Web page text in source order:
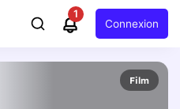
1
Connexion
Film